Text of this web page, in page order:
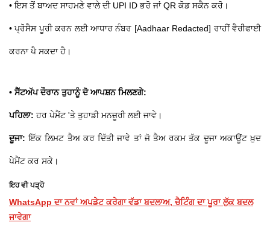
• ਇਸ ਤੋਂ ਬਾਅਦ ਸਾਹਮਣੇ ਵਾਲੇ ਦੀ UPI ID ਭਰੋ ਜਾਂ QR ਕੋਡ ਸਕੈਨ ਕਰੋ।
• ਪ੍ਰੋਸੈਸ ਪੂਰੀ ਕਰਨ ਲਈ ਆਧਾਰ ਨੰਬਰ [Aadhaar Redacted] ਰਾਹੀਂ ਵੈਰੀਫਾਈ
ਕਰਨਾ ਪੈ ਸਕਦਾ ਹੈ।
• ਸੈੱਟਅੱਪ ਦੌਰਾਨ ਤੁਹਾਨੂੰ ਦੋ ਆਪਸ਼ਨ ਮਿਲਣਗੇ:
ਪਹਿਲਾ: ਹਰ ਪੇਮੈਂਟ 'ਤੇ ਤੁਹਾਡੀ ਮਨਜ਼ੂਰੀ ਲਈ ਜਾਵੇ।
ਦੂਜਾ: ਇੱਕ ਲਿਮਟ ਤੈਅ ਕਰ ਦਿੱਤੀ ਜਾਵੇ ਤਾਂ ਜੋ ਤੈਅ ਰਕਮ ਤੱਕ ਦੂਜਾ ਅਕਾਊਂਟ ਖ਼ੁਦ
ਪੇਮੈਂਟ ਕਰ ਸਕੇ।
ਇਹ ਵੀ ਪੜ੍ਹੋ
WhatsApp ਦਾ ਨਵਾਂ ਅਪਡੇਟ ਕਰੇਗਾ ਵੱਡਾ ਬਦਲਾਅ, ਚੈਟਿੰਗ ਦਾ ਪੂਰਾ ਲੁੱਕ ਬਦਲ
ਜਾਵੇਗਾ